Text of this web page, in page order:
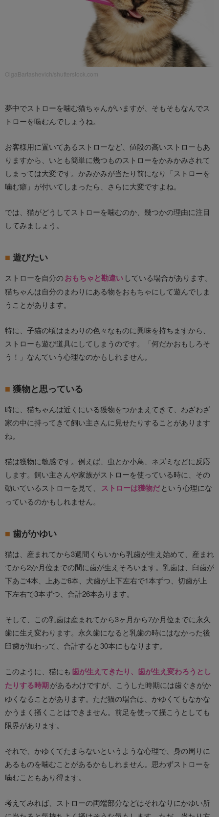
OlgaBartashevich/shutterstock.com
夢中でストローを噛む猫ちゃんがいますが、そもそもなんでス
トローを噛むんでしょうね。
お客様用に置いてあるストローなど、値段の高いストローもあ
りますから、いとも簡単に幾つものストローをかみかみされて
しまっては大変です。かみかみが当たり前になり「ストローを
噛む癖」が付いてしまったら、さらに大変ですよね。
では、猫がどうしてストローを噛むのか、幾つかの理由に注目
してみましょう。
遊びたい
ストローを自分のおもちゃと勘違い している場合があります。
猫ちゃんは自分のまわりにある物をおもちゃにして遊んでしま
うことがあります。
特に、子猫の頃はまわりの色々なものに興味を持ちますから、
ストローも遊び道具にしてしまうのです。「何だかおもしろそ
う！」なんていう心理なのかもしれません。
獲物と思っている
時に、猫ちゃんは近くにいる獲物をつかまえてきて、わざわざ
家の中に持ってきて飼い主さんに見せたりすることがあります
ね。
猫は獲物に敏感です。例えば、虫とか小鳥、ネズミなどに反応
します。飼い主さんや家族がストローを使っている時に、その
動いているストローを見て、
ストローは獲物だという心理にな
っているのかもしれません。
歯がかゆい
猫は、産まれてから3週間くらいから乳歯が生え始めて、産まれ
てから2か月位までの間に歯が生えそろいます。乳歯は、臼歯が
下あご4本、上あご6本、犬歯が上下左右で1本ずつ、切歯が上
下左右で3本ずつ、合計26本あります。
そして、この乳歯は産まれてから3ヶ月から7か月位までに永久
歯に生え変わります。永久歯になると乳歯の時にはなかった後
臼歯が加わって、合計すると30本にもなります。
このように、猫にも歯が生えてきたり、歯が生え変わろうとし
たりする時期があるわけですが、こうした時期には歯ぐきがか
ゆくなることがあります。ただ猫の場合は、かゆくてもなかな
かうまく掻くことはできません。前足を使って掻こうとしても
限界があります。
それで、かゆくてたまらないというような心理で、身の周りに
あるものを噛むことがあるかもしれません。思わずストローを
噛むこともあり得ます。
考えてみれば、ストローの両端部分などはそれなりにかゆい所